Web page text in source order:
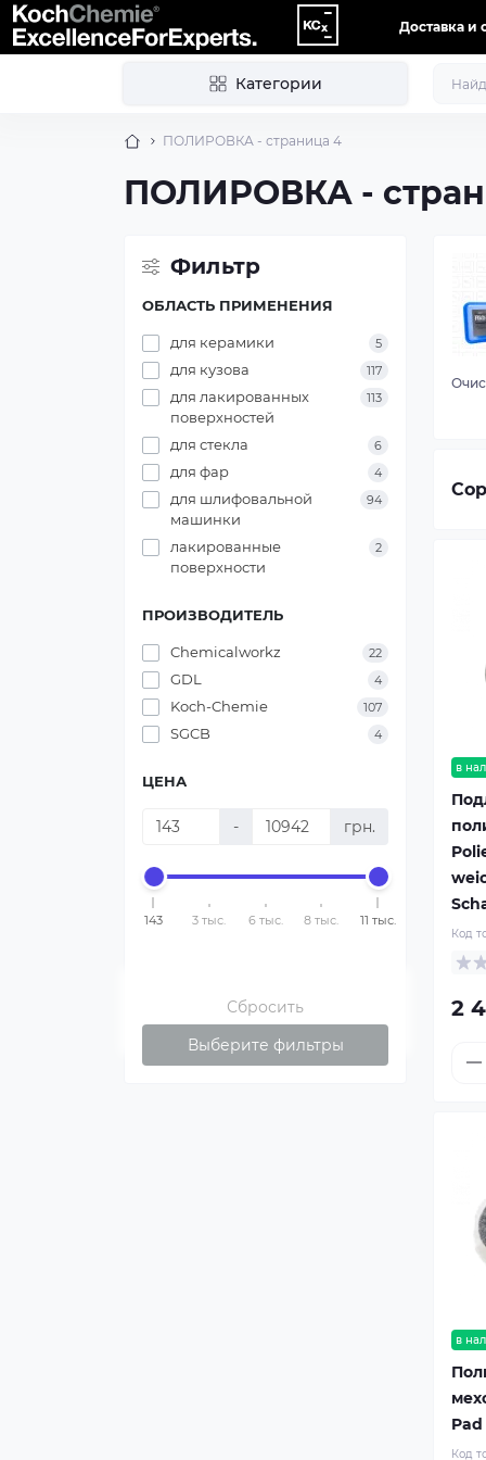
Доставка и
Категории
ПОЛИРОВКА - страница 4
ПОЛИРОВКА -
Фильтр
ОБЛАСТЬ ПРИМЕНЕНИЯ
для керамики 5
для кузова 117
для лакированных
поверхностей
113
для стекла 6
для фар 4
для шлифовальной
машинки
94
лакированные
поверхности
2
ПРОИЗВОДИТЕЛЬ
Chemicalworkz 22
GDL 4
Koch-Chemie 107
SGCB 4
ЦЕНА
- грн.
143 3 тыс. 6 тыс. 8 тыс. 11 тыс.
Сбросить
Выберите фильтры
в
Код
2
в
Код